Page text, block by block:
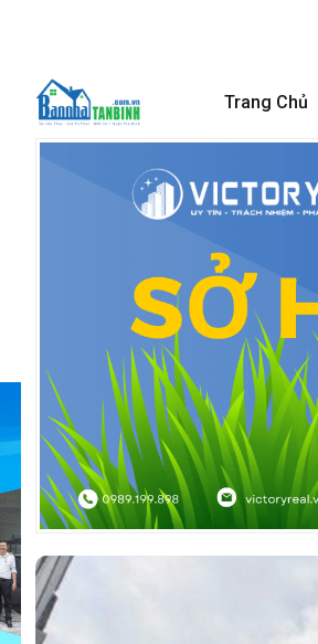
Trang Chủ